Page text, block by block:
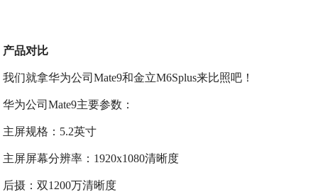
产品对比
我们就拿华为公司Mate9和金立M6Splus来比照吧！
华为公司Mate9主要参数：
主屏规格：5.2英寸
主屏屏幕分辨率：1920x1080清晰度
后摄：双1200万清晰度